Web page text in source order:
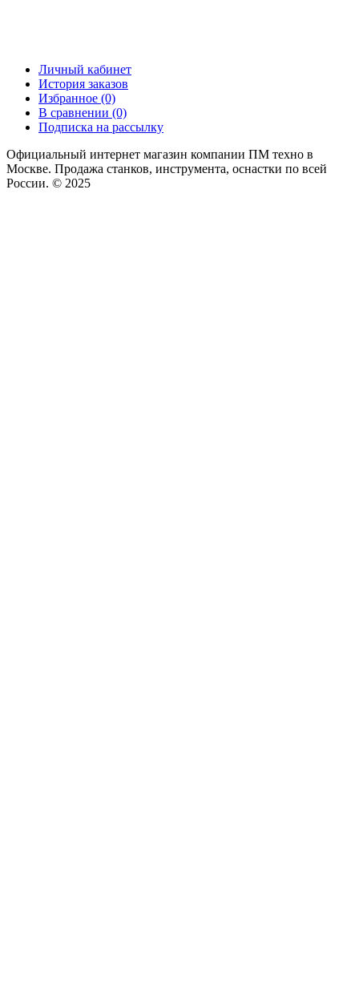
Личный кабинет
История заказов
Избранное (0)
В сравнении (0)
Подписка на рассылку
Официальный интернет магазин компании ПМ техно в
Москве. Продажа станков, инструмента, оснастки по всей
России. © 2025